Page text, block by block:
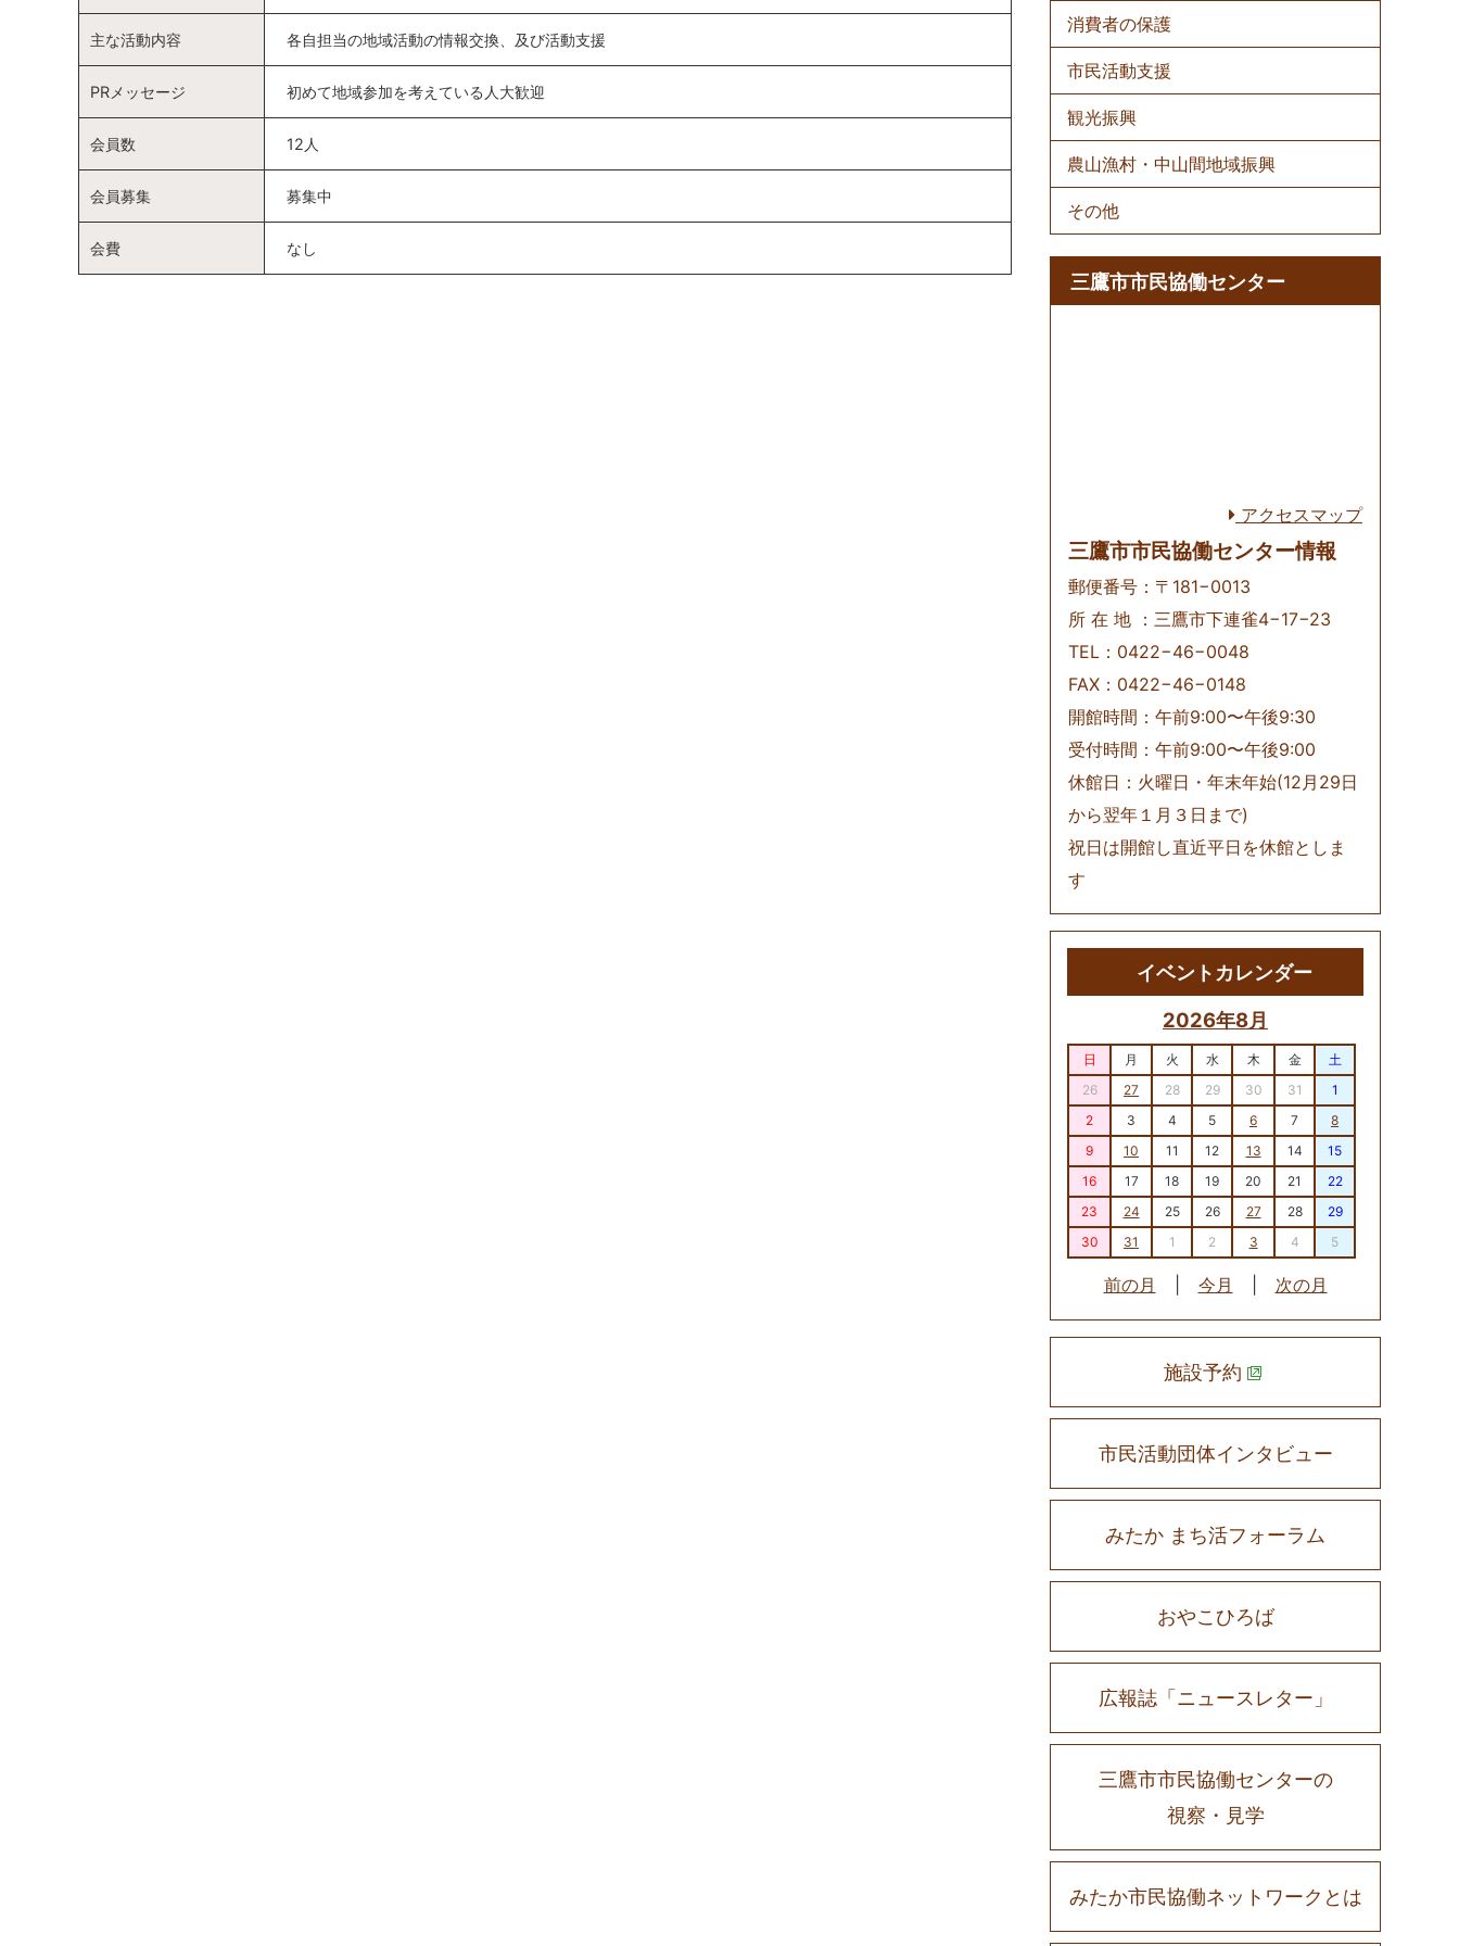
主な活動内容 各自担当の地域活動の情報交換、及び活動支援
PRメッセージ 初めて地域参加を考えている人大歓迎
会員数 12人
会員募集 募集中
会費 なし
消費者の保護
市民活動支援
観光振興
農山漁村・中山間地域振興
その他
三鷹市市民協働センター
アクセスマップ
三鷹市市民協働センター情報
郵便番号：〒181−0013
所 在 地 ：三鷹市下連雀4−17−23
TEL：0422−46−0048
FAX：0422−46−0148
開館時間：午前9:00〜午後9:30
受付時間：午前9:00〜午後9:00
休館日：火曜日・年末年始(12月29日
から翌年１月３日まで)
祝日は開館し直近平日を休館としま
す
イベントカレンダー
2026年8月
日 月 火 水 木 金
土
26
27 28 29 30 31
1
2
3 4 5 6 7
8
9
10 11 12 13 14
15
16
17 18 19 20 21
22
23
24 25 26 27 28
29
30
31 1 2 3 4 5
前の月 今月 次の月
施設予約
市民活動団体インタビュー
みたか まち活フォーラム
おやこひろば
広報誌「ニュースレター」
三鷹市市民協働センターの
視察・見学
みたか市民協働ネットワークとは